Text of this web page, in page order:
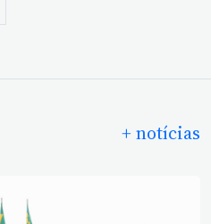
+ notícias